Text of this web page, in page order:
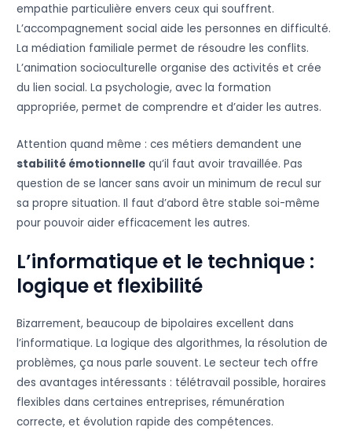
empathie particulière envers ceux qui souffrent.
L’accompagnement social aide les personnes en difficulté.
La médiation familiale permet de résoudre les conflits.
L’animation socioculturelle organise des activités et crée
du lien social. La psychologie, avec la formation
appropriée, permet de comprendre et d’aider les autres.
Attention quand même : ces métiers demandent une
stabilité émotionnelle qu’il faut avoir travaillée. Pas
question de se lancer sans avoir un minimum de recul sur
sa propre situation. Il faut d’abord être stable soi-même
pour pouvoir aider efficacement les autres.
L’informatique et le technique :
logique et flexibilité
Bizarrement, beaucoup de bipolaires excellent dans
l’informatique. La logique des algorithmes, la résolution de
problèmes, ça nous parle souvent. Le secteur tech offre
des avantages intéressants : télétravail possible, horaires
flexibles dans certaines entreprises, rémunération
correcte, et évolution rapide des compétences.